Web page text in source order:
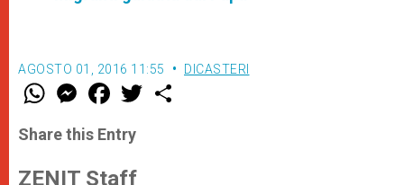
AGOSTO 01, 2016 11:55 DICASTERI
W
t
s
p
M
e
s
e
g
F
a
e
b
o
w
Share this Entry
ZENIT Staff